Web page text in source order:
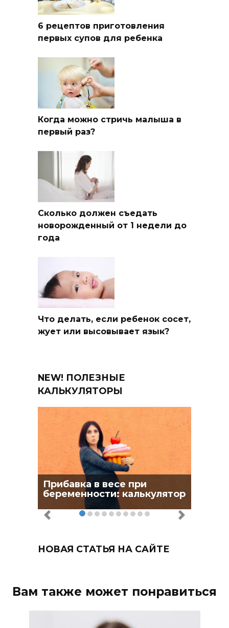
6 рецептов приготовления
первых супов для ребенка
Когда можно стричь малыша в
первый раз?
Сколько должен съедать
новорожденный от 1 недели до
года
Что делать, если ребенок сосет,
жует или высовывает язык?
NEW! ПОЛЕЗНЫЕ
КАЛЬКУЛЯТОРЫ
Прибавка в весе при
беременности: калькулятор
НОВАЯ СТАТЬЯ НА САЙТЕ
Вам также может понравиться